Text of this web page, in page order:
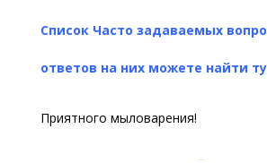
Список Часто задаваемых
ответов на них можете найти
Приятного мыловарения!